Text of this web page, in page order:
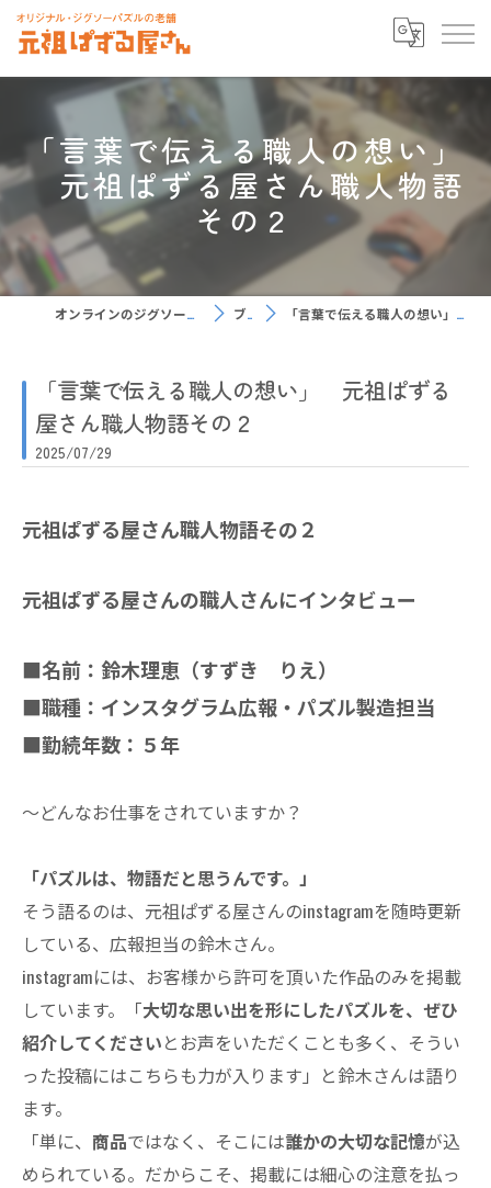
「言葉で伝える職人の想い」
元祖ぱずる屋さん職人物語
その２
オンラインのジグソーパズルなら元祖ぱずる屋さん ブログ 「言葉で伝える職人の想い」 元祖ぱずる屋さん職人物語その２
「言葉で伝える職人の想い」 元祖ぱずる
屋さん職人物語その２
2025/07/29
元祖ぱずる屋さん職人物語その２
元祖ぱずる屋さんの職人さんにインタビュー
■名前：鈴木理恵（すずき りえ）
■職種：インスタグラム広報・パズル製造担当
■勤続年数：５年
～どんなお仕事をされていますか？
「パズルは、物語だと思うんです。」
そう語るのは、元祖ぱずる屋さんのinstagramを随時更新
している、広報担当の鈴木さん。
instagramには、お客様から許可を頂いた作品のみを掲載
しています。「大切な思い出を形にしたパズルを、ぜひ
紹介してくださいとお声をいただくことも多く、そうい
った投稿にはこちらも力が入ります」と鈴木さんは語り
ます。
「単に、 商品ではなく、そこには誰かの大切な記憶が込
められている。だからこそ、掲載には細心の注意を払っ